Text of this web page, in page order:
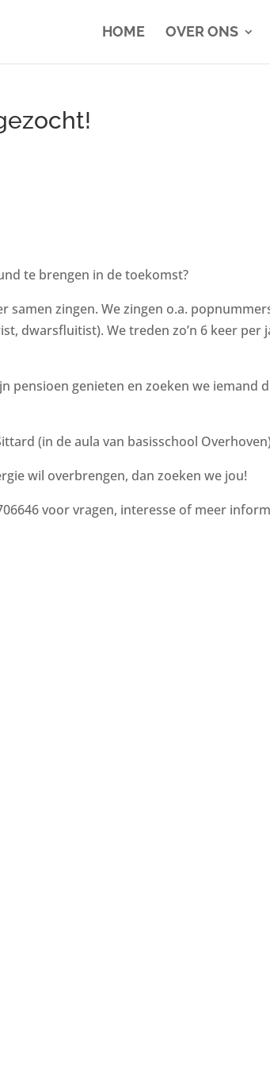
HOME OVER ONS
te brengen in de toekomst?
samen zingen. We zingen o.a.
dwarsfluitist). We treden zo’n 6 keer per
pensioen genieten en zoeken we iemand
(in de aula van basisschool
wil overbrengen, dan zoeken we jou!
voor vragen, interesse of meer